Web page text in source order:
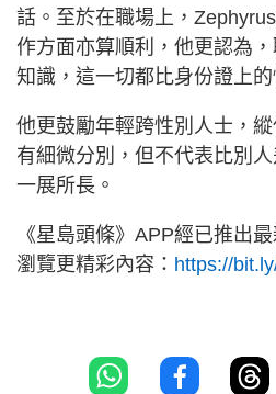
話。至於在職場上，
作方面亦算順利，他更認為
知識，這一切都比身份證上的
他更鼓勵年輕跨性別人士，
有細微分別，但不代表比別
一展所長。
《星島頭條》APP經已推出
瀏覽更精彩內容： https://